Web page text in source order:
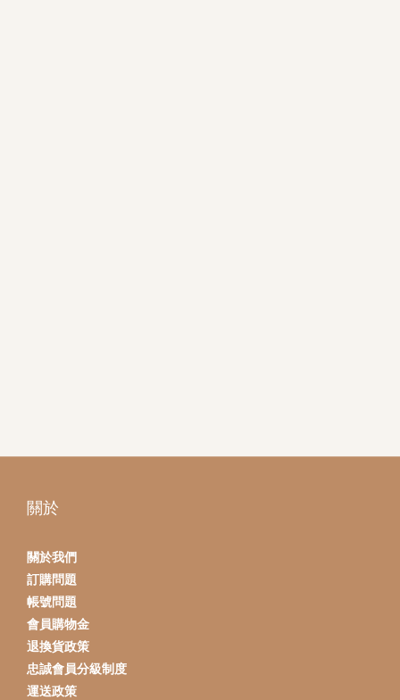
關於
關於我們
訂購問題
帳號問題
會員購物金
退換貨政策
忠誠會員分級制度
運送政策